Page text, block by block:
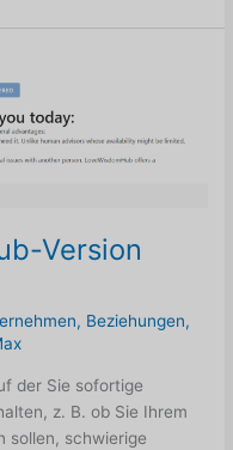
Version
, Beziehungen,
der Sie sofortige
z. B. ob Sie Ihrem
sollen, schwierige